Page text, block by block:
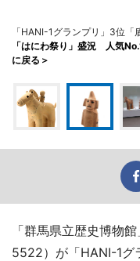
「HANI-1グランプリ」3位
「はにわ祭り」盛況 人気
に戻る＞
「群馬県立歴史博物
5522）が「HANI-1グ